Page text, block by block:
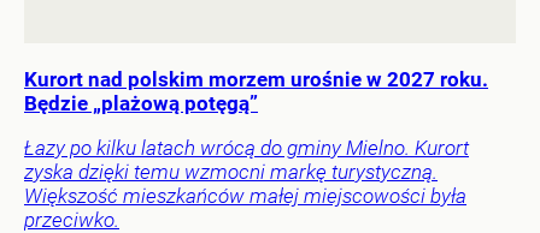
Kurort nad polskim morzem urośnie w 2027 roku.
Będzie „plażową potęgą”
Łazy po kilku latach wrócą do gminy Mielno. Kurort
zyska dzięki temu wzmocni markę turystyczną.
Większość mieszkańców małej miejscowości była
przeciwko.